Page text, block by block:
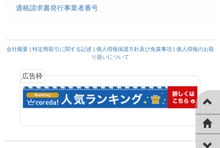
適格請求書発行事業者番号
会社概要| 特定商取引に関する記述 個人情報保護方針及び免責事項| 個人情報のお取
り扱いについて